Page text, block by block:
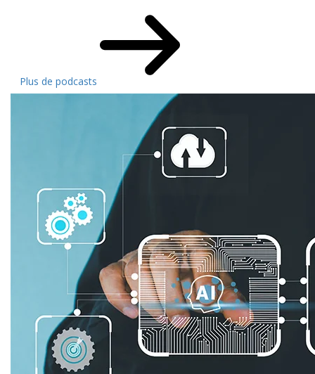
Plus de podcasts